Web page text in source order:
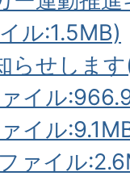
ル:1.5MB)
らせしま
イル
イル
ァイル